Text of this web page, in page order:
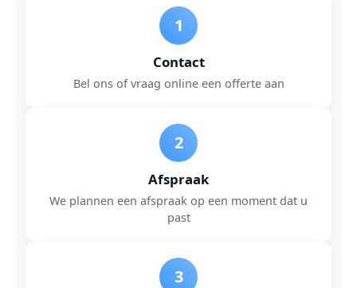
1
Contact
Bel ons of vraag online een offerte aan
2
Afspraak
We plannen een afspraak op een moment dat u
past
3